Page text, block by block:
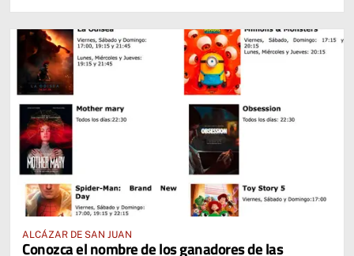
ALCÁZAR DE SAN JUAN
Conozca el nombre de los ganadores de las